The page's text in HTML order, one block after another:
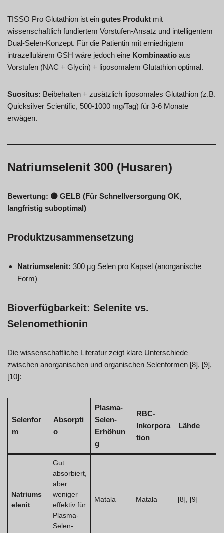
TISSO Pro Glutathion ist ein gutes Produkt mit
wissenschaftlich fundiertem Vorstufen-Ansatz und intelligentem
Dual-Selen-Konzept. Für die Patientin mit erniedrigtem
intrazellulärem GSH wäre jedoch eine Kombinaatio aus
Vorstufen (NAC + Glycin) + liposomalem Glutathion optimal.
Suositus: Beibehalten + zusätzlich liposomales Glutathion (z.B.
Quicksilver Scientific, 500-1000 mg/Tag) für 3-6 Monate
erwägen.
Natriumselenit 300 (Husaren)
Bewertung: 🟡 GELB (Für Schnellversorgung OK,
langfristig suboptimal)
Produktzusammensetzung
Natriumselenit: 300 µg Selen pro Kapsel (anorganische
Form)
Bioverfügbarkeit: Selenite vs.
Selenomethionin
Die wissenschaftliche Literatur zeigt klare Unterschiede
zwischen anorganischen und organischen Selenformen [8], [9],
[10]:
Selenfor
m
Absorpti
o
Plasma-
Selen-
Erhöhun
g
RBC-
Inkorpora
tion
Lähde
Natriums
elenit
Gut
absorbiert,
aber
weniger
effektiv für
Plasma-
Selen-
Matala Matala [8], [9]